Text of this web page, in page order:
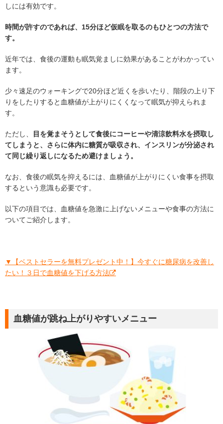
しには有効です。
時間が許すのであれば、15分ほど仮眠を取るのもひとつの方法で
す。
近年では、食後の運動も眠気覚ましに効果があることがわかってい
ます。
少々速足のウォーキングで20分ほど近くを歩いたり、階段の上り下
りをしたりすると血糖値が上がりにくくなって眠気が抑えられま
す。
ただし、
目を覚まそうとして食後にコーヒーや清涼飲料水を摂取し
てしまうと、さらに体内に糖質が吸収され、インスリンが分泌され
て同じ繰り返しになるため避けましょう。
なお、食後の眠気を抑えるには、血糖値が上がりにくい食事を摂取
するという意識も必要です。
以下の項目では、血糖値を急激に上げないメニューや食事の方法に
ついてご紹介します。
▼【ベストセラーを無料プレゼント中！】今すぐに糖尿病を改善し
たい！３日で血糖値を下げる方法
血糖値が跳ね上がりやすいメニュー